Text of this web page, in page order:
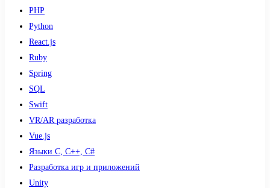
PHP
Python
React.js
Ruby
Spring
SQL
Swift
VR/AR разработка
Vue.js
Языки С, С++, С#
Разработка игр и приложений
Unity